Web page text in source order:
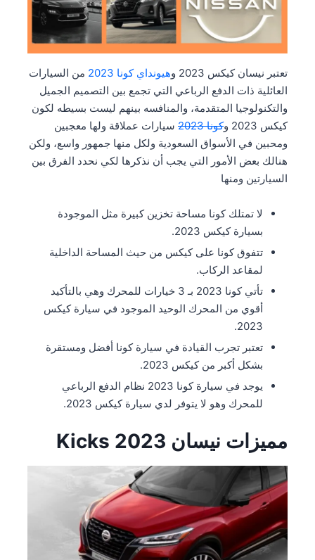
تعتبر نيسان كيكس 2023 و هيونداي كونا 2023
من السيارات
العائلية ذات الدفع الرباعي التي تجمع بين التصميم الجميل
والتكنولوجيا المتقدمة، والمنافسه بينهم ليست بسيطه لكون
كيكس 2023 و
كونا 2023
سيارات عملاقة ولها معجبين
ومحبين في الأسواق السعودية ولكل منها جمهور واسع، ولكن
هنالك بعض الأمور التي يجب أن نذكرها لكي نحدد الفرق بين
السيارتين ومنها
لا تمتلك كونا مساحة تخزين كبيرة مثل الموجودة
بسيارة كيكس 2023.
تتفوق كونا على كيكس من حيث المساحة الداخلية
لمقاعد الركاب.
تأتي كونا 2023 بـ 3 خيارات للمحرك وهي بالتأكيد
أقوي من المحرك الوحيد الموجود في سيارة كيكس
2023.
تعتبر تجرب القيادة في سيارة كونا أفضل ومستقرة
بشكل أكبر من كيكس 2023.
يوجد في سيارة كونا 2023 نظام الدفع الرباعي
للمحرك وهو لا يتوفر لدي سيارة كيكس 2023.
مميزات نيسان Kicks 2023